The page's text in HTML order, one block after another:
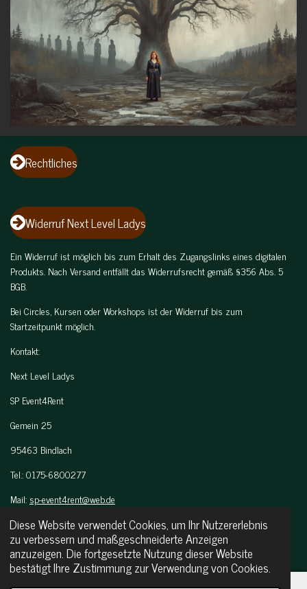
Diese Website verwendet Cookies, um Ihr Nutzererlebnis
zu verbessern und maßgeschneiderte Anzeigen
anzuzeigen. Die fortgesetzte Nutzung dieser Website
bestätigt Ihre Zustimmung zur Verwendung von Cookies.
Rechtliches
Widerruf Next Level Ladys
Ein Widerruf ist möglich bis zum Erhalt des Zugangslinks eines digitalen
Produkts. Nach Versand entfällt das Widerrufsrecht gemäß §356 Abs. 5
BGB.
Bei Circles, Kursen oder Workshops ist der Widerruf bis zum
Startzeitpunkt möglich.
Kontakt:
Next Level Ladys
SP Event4Rent
Gemein 25
95463 Bindlach
Tel.: 0175-6800277
Mail: sp-event4rent@web.de
next-level-ladys@web.de
© 2024 - 2026 SP Event4Rent
Mit Unterstützung von Webador